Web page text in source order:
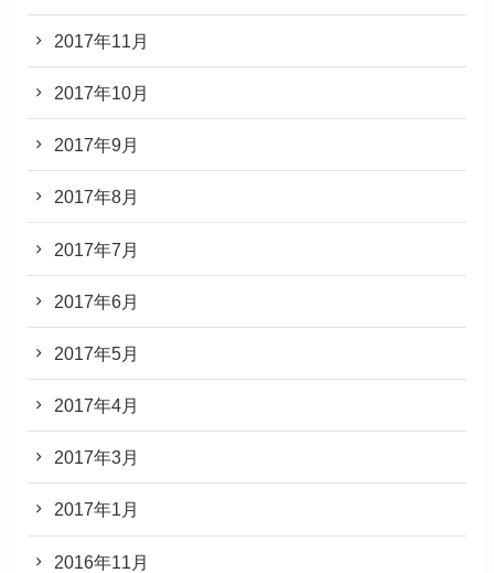
2017年11月
2017年10月
2017年9月
2017年8月
2017年7月
2017年6月
2017年5月
2017年4月
2017年3月
2017年1月
2016年11月